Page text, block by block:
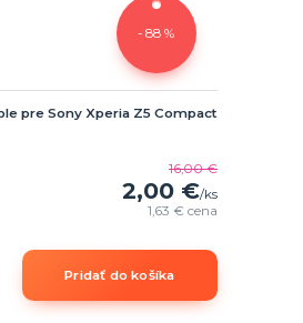
- 88 %
pre Sony Xperia Z5 Compact
16,00 €
2,00 €/ks
1,63 €cena
Pridať do košíka